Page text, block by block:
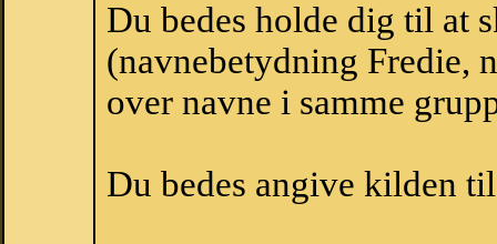
Du bedes holde dig til at
(navnebetydning Fredie,
over navne i samme
Du bedes angive kilden